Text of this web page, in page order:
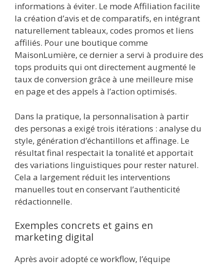
informations à éviter. Le mode Affiliation facilite
la création d’avis et de comparatifs, en intégrant
naturellement tableaux, codes promos et liens
affiliés. Pour une boutique comme
MaisonLumière, ce dernier a servi à produire des
tops produits qui ont directement augmenté le
taux de conversion grâce à une meilleure mise
en page et des appels à l’action optimisés.
Dans la pratique, la personnalisation à partir
des personas a exigé trois itérations : analyse du
style, génération d’échantillons et affinage. Le
résultat final respectait la tonalité et apportait
des variations linguistiques pour rester naturel.
Cela a largement réduit les interventions
manuelles tout en conservant l’authenticité
rédactionnelle.
Exemples concrets et gains en
marketing digital
Après avoir adopté ce workflow, l’équipe